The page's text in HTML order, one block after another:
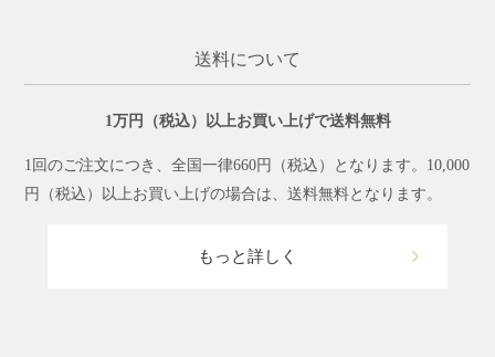
送料について
1万円（税込）以上お買い上げで送料無料
1回のご注文につき、全国一律660円（税込）となります。10,000
円（税込）以上お買い上げの場合は、送料無料となります。
もっと詳しく